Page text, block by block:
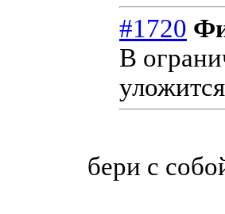
#1720
В
бери с